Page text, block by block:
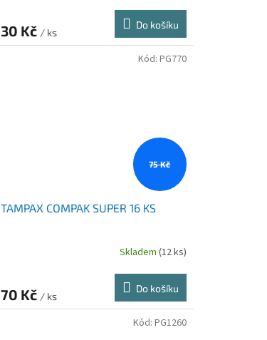
30 Kč / ks
Do košíku
75 Kč
TAMPAX COMPAK SUPER 16 KS
Skladem (12 ks)
70 Kč / ks
Do košíku
Kód: PG770
Kód: PG1260